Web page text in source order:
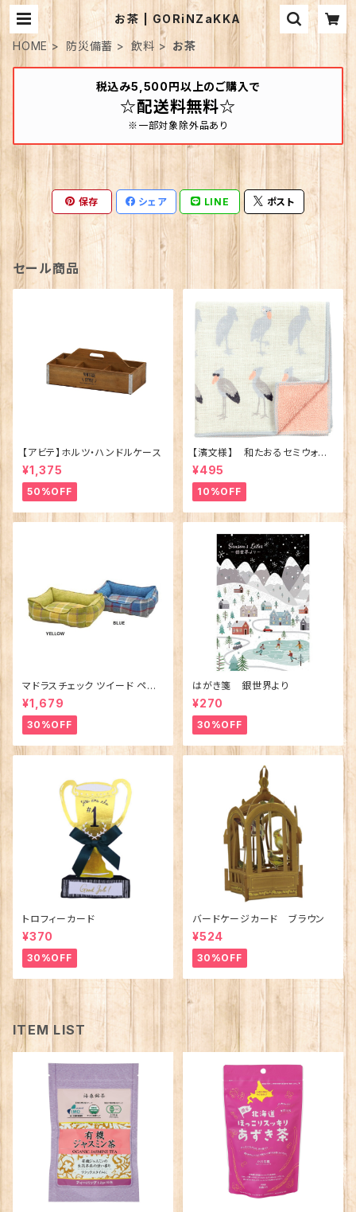
お茶 | GORiNZaKKA
HOME
防災備蓄 飲料 お茶
税込み5,500円以上のご購入で
☆配送料無料☆
※一部対象除外品あり
保存 シェア LINE ポスト
セール商品
【アビテ】ホルツ・ハンドルケース
¥1,375
50%OFF
【濱文様】 和たおるセミウォッ
シュ ごきげんハシビロコウ
(日本製)
¥495
10%OFF
マドラスチェック ツイード ペット
ベッド（犬猫用）M
¥1,679
30%OFF
はがき箋 銀世界より
¥270
30%OFF
トロフィーカード
¥370
30%OFF
バードケージカード ブラウン
¥524
30%OFF
ITEM LIST